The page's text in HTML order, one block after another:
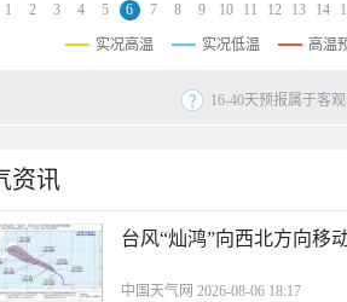
1 2 3 4 5 6 7 8 9 10 11 12 13 14
实况高温 实况低温 高温
16-40天预报属于客
资讯
台风“灿鸿”向西北方向移
中国天气网 2026-08-06 18:17